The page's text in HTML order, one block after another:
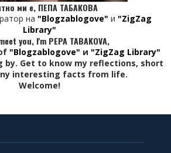
ми е, ПЕПА ТАБАКОВА
на "Blogzablogove" и "ZigZag
Library"
you, I'm PEPA TABAKOVA,
"Blogzablogove" и "ZigZag Library"
by. Get to know my reflections, short
interesting facts from life.
Welcome!